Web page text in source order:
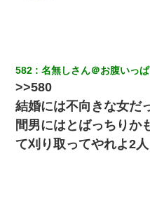
よくドアを開けるとなんと…
小2の頃、妹と昼寝してたら家
なかった。妹を抱き締めて「ﾀ
旦那の元カノをSNSで探して
582 名無しさん＠お腹いっぱ
>>580
結婚には不向きな女だ
間男にはとばっちりか
て刈り取ってやれよ2